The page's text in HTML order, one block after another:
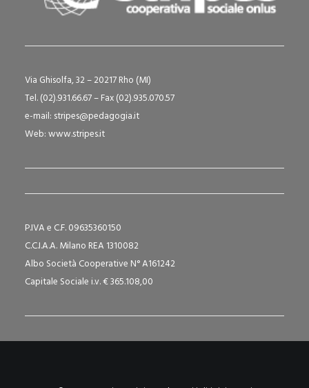
Via Ghisolfa, 32 – 20217 Rho (MI)
Tel. (02).931.66.67 – Fax (02).935.070.57
e-mail: stripes@pedagogia.it
Web:www.stripes.it
P.IVA e C.F. 09635360150
C.C.I.A.A. Milano REA 1310082
Albo Società Cooperative N° A161242
Capitale Sociale i.v. € 365.108,00